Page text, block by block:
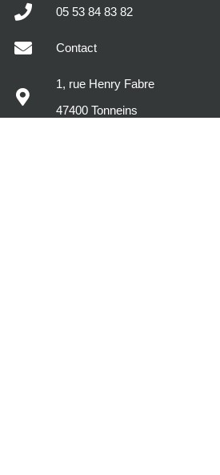
05 53 84 83 82
Contact
1, rue Henry Fabre
47400 Tonneins